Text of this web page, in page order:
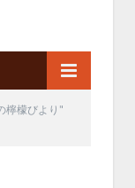
檸檬びより"